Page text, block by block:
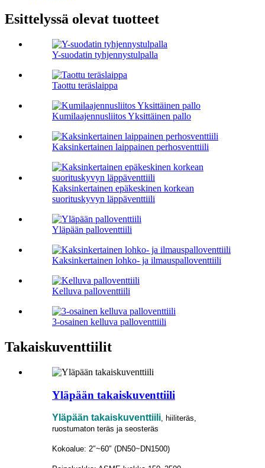
Esittelyssä olevat tuotteet
Y-suodatin tyhjennystulpalla
Taottu teräslaippa
Kumilaajennusliitos Yksittäinen pallo
Kaksinkertainen laippainen perhosventtiili
Kaksinkertainen epäkeskinen korkean
suorituskyvyn läppäventtiili
Yläpään palloventtiili
Kaksinkertainen lohko- ja ilmauspalloventtiili
Kelluva palloventtiili
3-osainen kelluva palloventtiili
Takaiskuventtiilit
Yläpään takaiskuventtiili
Yläpään takaiskuventtiili, hiiliteräs,
ruostumaton teräs ja seosteräs
Kokoalue: 2″~60″ (DN50~DN1500)